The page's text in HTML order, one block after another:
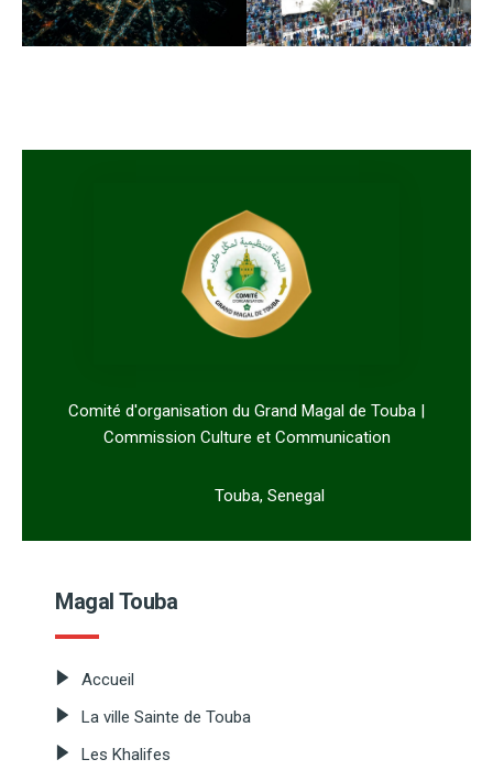
Comité d'organisation du Grand Magal de Touba |
Commission Culture et Communication
Touba, Senegal
Magal Touba
Accueil
La ville Sainte de Touba
Les Khalifes